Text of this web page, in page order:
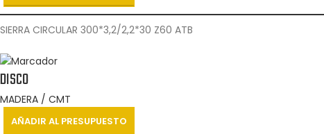
SIERRA CIRCULAR 300*3,2/2,2*30 Z60 ATB
DISCO
MADERA / CMT
AÑADIR AL PRESUPUESTO